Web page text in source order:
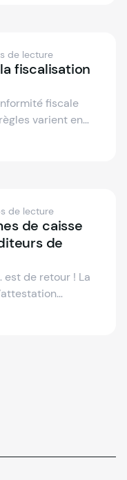
de lecture
fiscalisation
fiscale
varient en
de
marchés
de lecture
de caisse
de
est de retour ! La
de